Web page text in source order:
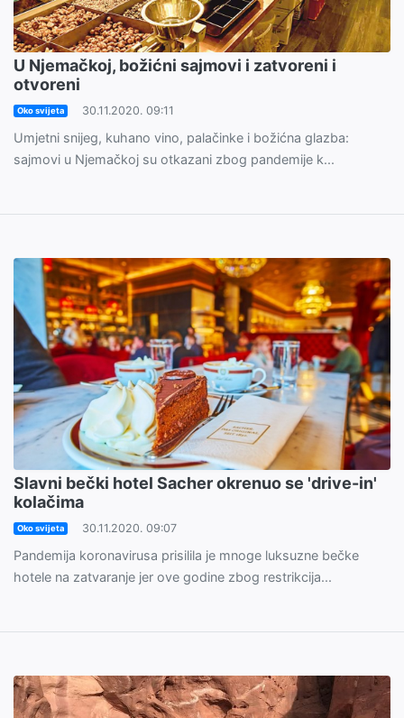
U Njemačkoj, božićni sajmovi i zatvoreni i
otvoreni
Oko svijeta 30.11.2020. 09:11
Umjetni snijeg, kuhano vino, palačinke i božićna glazba:
sajmovi u Njemačkoj su otkazani zbog pandemije k...
Slavni bečki hotel Sacher okrenuo se 'drive-in'
kolačima
Oko svijeta 30.11.2020. 09:07
Pandemija koronavirusa prisilila je mnoge luksuzne bečke
hotele na zatvaranje jer ove godine zbog restrikcija...